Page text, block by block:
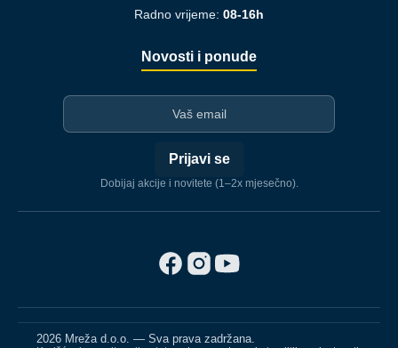
Radno vrijeme: 08-16h
Novosti i ponude
Prijavi se
Dobijaj akcije i novitete (1–2x mjesečno).
2026 Mreža d.o.o. — Sva prava zadržana.